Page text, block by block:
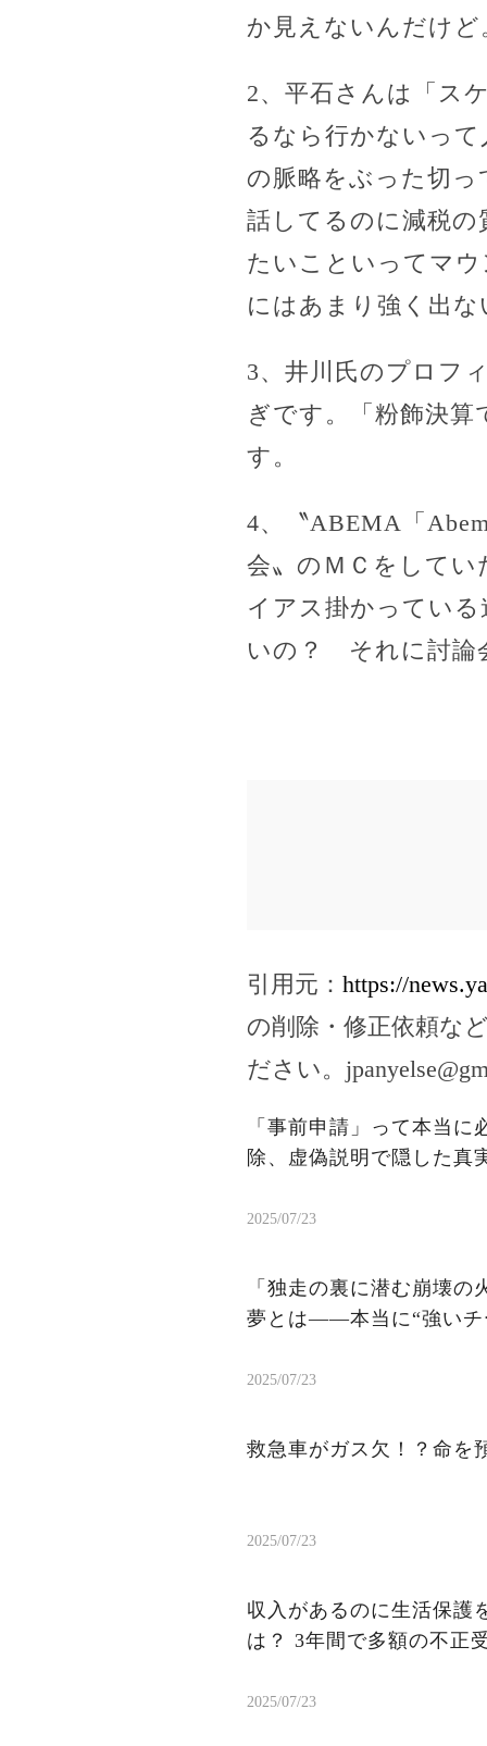
か見えないんだけど
2、平石さんは「ス
るなら行かないっ
の脈略をぶった切
話してるのに減税
たいこといってマ
にはあまり強く出な
3、井川氏のプロフ
ぎです。「粉飾決
す。
4、〝ABEMA「
会〟のＭＣをして
イアス掛かってい
いの？ それに討論
引用元： https://
の削除・修正依頼な
ださい。
「事前申請」って本当
除、虚偽説明で隠した真
2025/07/23
「独走の裏に潜む崩壊
夢とは——本当に“強いチ
2025/07/23
救急車がガス欠！？命を
2025/07/23
収入があるのに生活保護
は？ 3年間で多額の不正
2025/07/23